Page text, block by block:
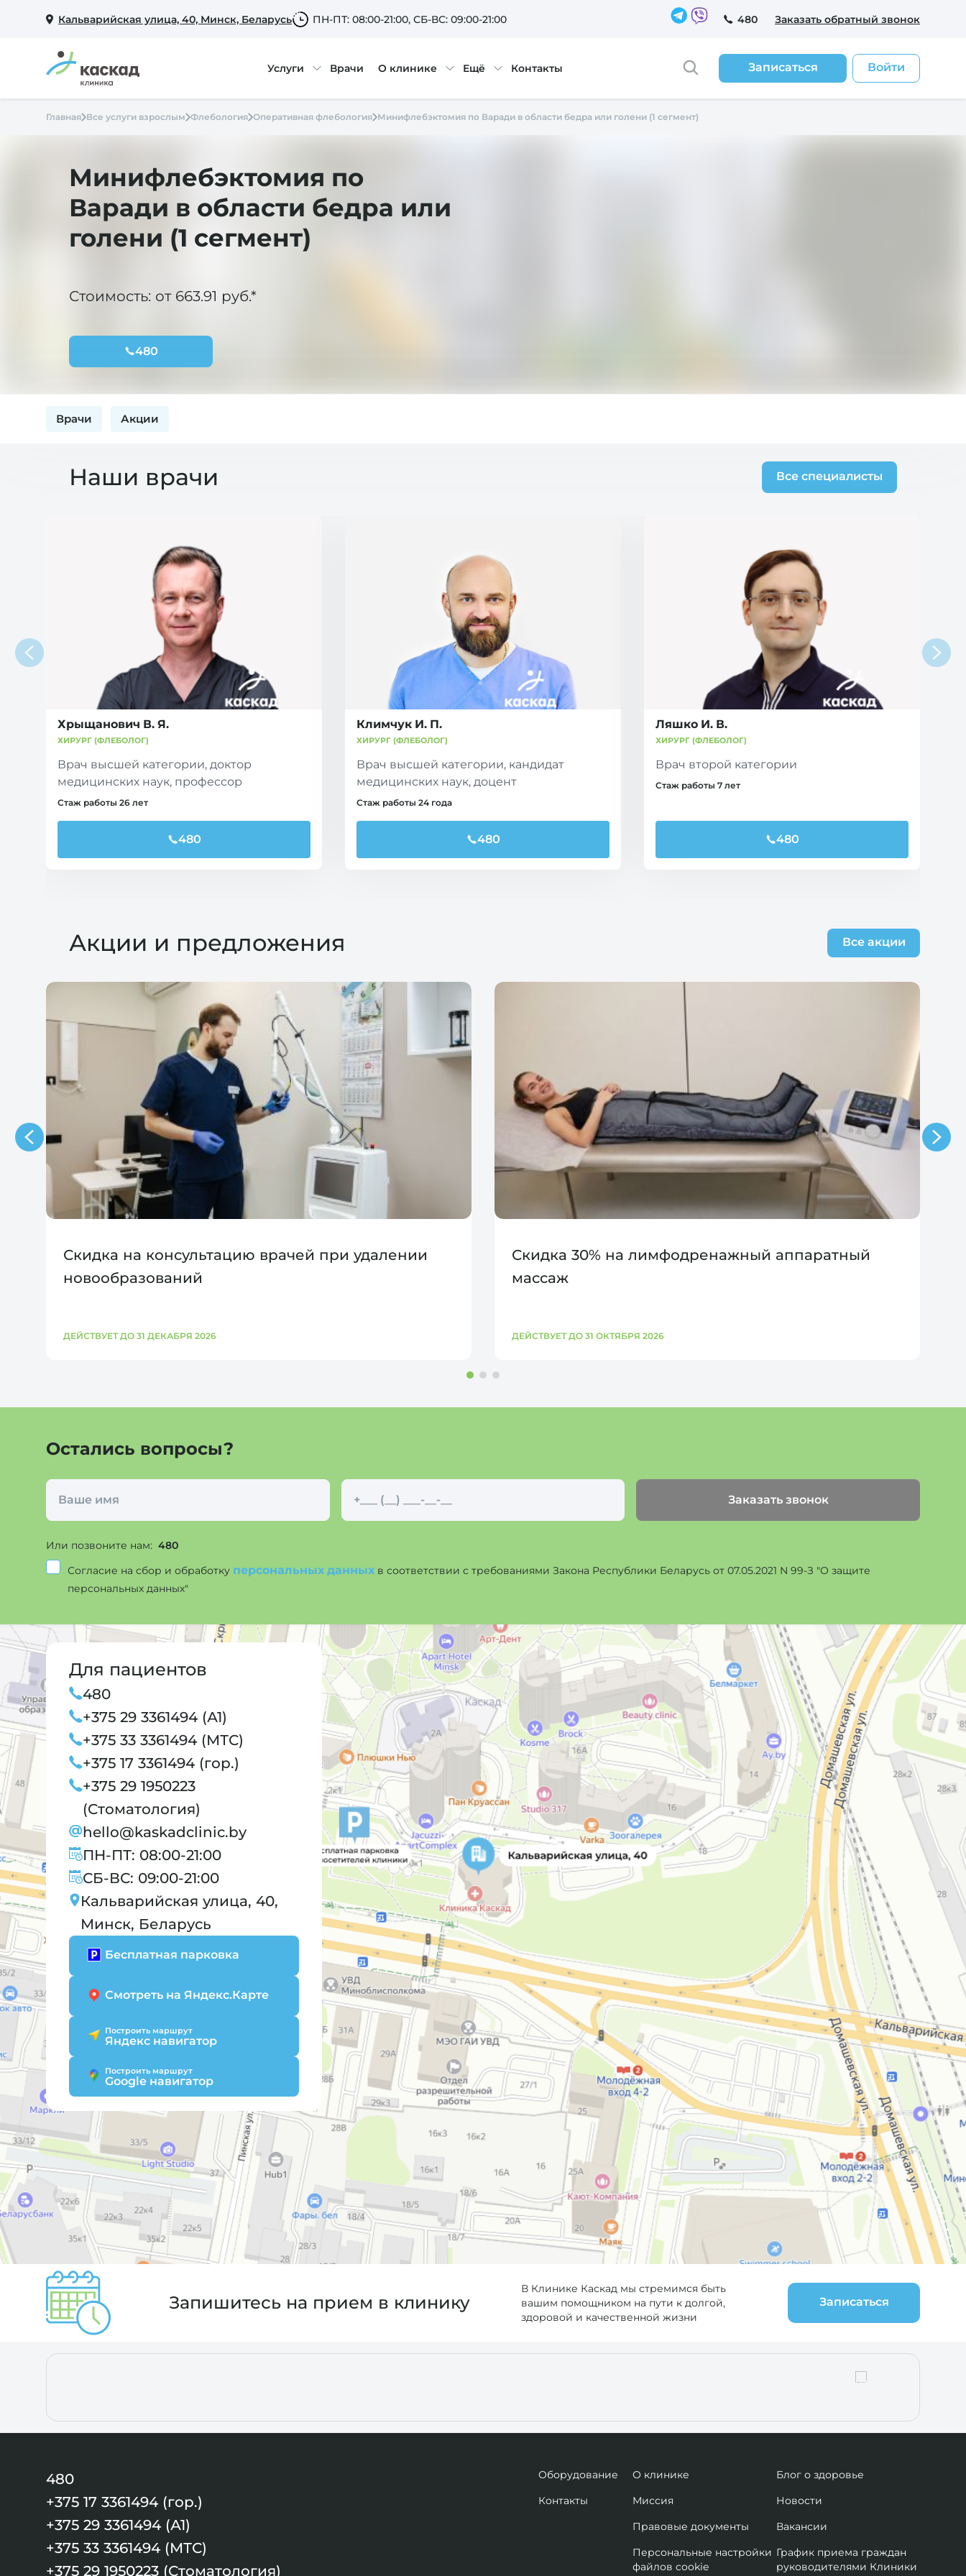
Кальварийская улица, 40, Минск, Беларусь ПН-ПТ: 08:00-21:00, СБ-ВС: 09:00-21:00 480 Заказать обратный звонок
Услуги Врачи О клинике Ещё Контакты Записаться Войти
Главная Все услуги взрослым Флебология Оперативная флебология Минифлебэктомия по Варади в области бедра или голени (1 сегмент)
Минифлебэктомия по
Варади в области бедра или
голени (1 сегмент)
Стоимость: от 663.91 руб.*
480
Врачи Акции
Наши врачи Все специалисты
Хрыщанович В. Я.
ХИРУРГ (ФЛЕБОЛОГ)
Врач высшей категории, доктор
медицинских наук, профессор
Стаж работы 26 лет
480
Климчук И. П.
ХИРУРГ (ФЛЕБОЛОГ)
Врач высшей категории, кандидат
медицинских наук, доцент
Стаж работы 24 года
480
Ляшко И. В.
ХИРУРГ (ФЛЕБОЛОГ)
Врач второй категории
Стаж работы 7 лет
480
Акции и предложения Все акции
Скидка на консультацию врачей при удалении
новообразований
ДЕЙСТВУЕТ ДО 31 ДЕКАБРЯ 2026
Скидка 30% на лимфодренажный аппаратный
массаж
ДЕЙСТВУЕТ ДО 31 ОКТЯБРЯ 2026
Остались вопросы?
Заказать звонок
Или позвоните нам: 480
Согласие на сбор и обработку персональных данных в соответствии с требованиями Закона Республики Беларусь от 07.05.2021 N 99-З "О защите
персональных данных"
Для пациентов
480
+375 29 3361494 (А1)
+375 33 3361494 (МТС)
+375 17 3361494 (гор.)
+375 29 1950223
(Стоматология)
hello@kaskadclinic.by
ПН-ПТ: 08:00-21:00
СБ-ВС: 09:00-21:00
Кальварийская улица, 40,
Минск, Беларусь
Бесплатная парковка
Смотреть на Яндекс.Карте
Построить маршрут
Яндекс навигатор
Построить маршрут
Google навигатор
Запишитесь на прием в клинику
В Клинике Каскад мы стремимся быть
вашим помощником на пути к долгой,
здоровой и качественной жизни
Записаться
480
+375 17 3361494 (гор.)
+375 29 3361494 (А1)
+375 33 3361494 (МТС)
+375 29 1950223 (Стоматология)
Оборудование
Контакты
О клинике
Миссия
Правовые документы
Персональные настройки
файлов cookie
Блог о здоровье
Новости
Вакансии
График приема граждан
руководителями Клиники